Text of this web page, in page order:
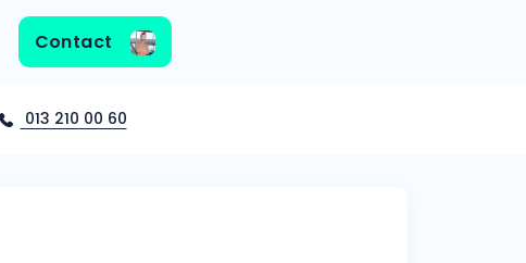
Contact
013 210 00 60